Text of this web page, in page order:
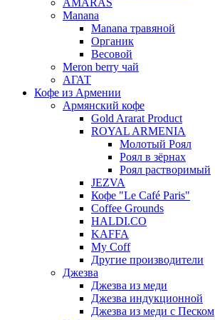
AMARAS
Manana
Manana травяной
Органик
Весовой
Meron berry чай
АГАТ
Кофе из Армении
Армянский кофе
Gold Ararat Product
ROYAL ARMENIA
Молотый Роял
Роял в зёрнах
Роял растворимый
JEZVA
Кофе "Le Café Paris"
Coffee Grounds
HALDI.CO
KAFFA
My Coff
Другие производители
Джезва
Джезва из меди
Джезва индукционной
Джезва из меди с Песком